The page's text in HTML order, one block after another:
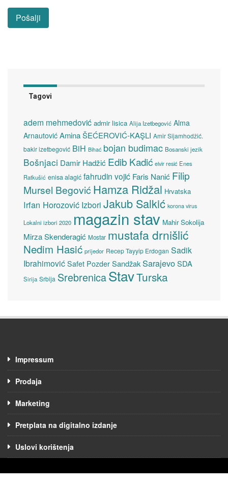
Tagovi
adem mehmedović admir lisica Alija Izetbegović Alma
Arnautović Amina ŠEĆEROVIĆ-KAŞLI Amir Sijamhodžić.
bakir izetbegović BiH Bihać bojan budimac Bosanski jezik
Bošnjaci Damir Hadžić Edib Kadić elvir resić Enes
Ratkušić enisa alagić fahrudin vojić Faris Nanić Filip
Mursel Begović Hamza Ridžal Hrvatska
Irfan Horozović Izbori Jakub Salkić korona virus
Lokalni izbori 2020 magazin stav Mahir Sokolija
Mirza Skenderagić Mostar mustafa drnišlić
Nedim Hasić prijedor Recep Tayyip Erdogan Sadik
Ibrahimović Safet Pozder SandžakSarajevoSDA
Sirija Srbija SrebrenicaStavTurska
Impressum
Prodaja
Marketing
Pretplata na digitalno izdanje
Uslovi korištenja